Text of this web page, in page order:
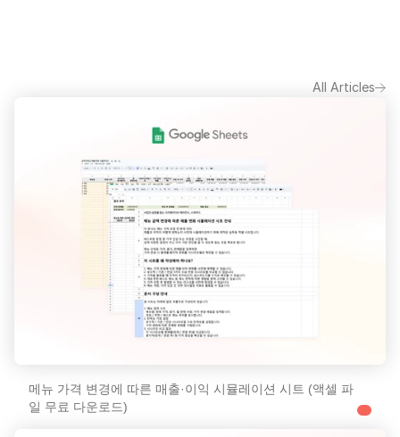
All Articles
메뉴 가격 변경에 따른 매출·이익 시뮬레이션 시트 (액셀 파
일 무료 다운로드)